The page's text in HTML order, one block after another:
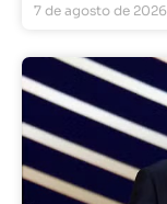
7 de agosto de 2026